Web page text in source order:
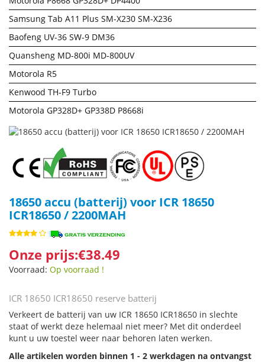
Samsung Tab A11 Plus SM-X230 SM-X236
Baofeng UV-36 SW-9 DM36
Quansheng MD-800i MD-800UV
Motorola R5
Kenwood TH-F9 Turbo
Motorola GP328D+ GP338D P8668i
18650 accu (batterij) voor ICR 18650
ICR18650 / 2200MAH
Onze prijs:€38.49
Voorraad: Op voorraad !
ICR 18650 ICR18650 reserve batterij
Verkeert de batterij van uw ICR 18650 ICR18650 in slechte
staat of werkt deze helemaal niet meer? Met dit onderdeel
kunt u uw toestel weer naar behoren laten werken.
Alle artikelen worden binnen 1 - 2 werkdagen na ontvangst